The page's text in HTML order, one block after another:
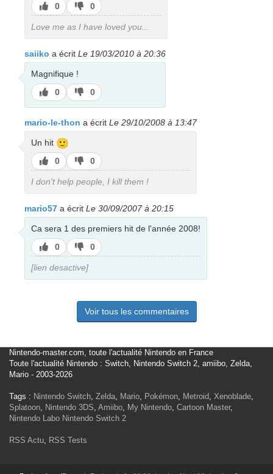
J’aime
0
J’aime
pas
0
Love me as I have loved you...
saiiko a écrit Le 19/03/2010 à 20:36
Magnifique !
J’aime
0
J’aime
pas
0
mario-le-thon a écrit Le 29/10/2008 à 13:47
Un hit 🙂
J’aime
0
J’aime
pas
0
I don't help people, I kill them !
mario57 a écrit Le 30/09/2007 à 20:15
Ca sera 1 des premiers hit de l'année 2008!
J’aime
0
J’aime
pas
0
[lien desactive]
Voir tous les commentaires
Nintendo-master.com, toute l'actualité Nintendo en France
Toute l'actualité Nintendo : Switch, Nintendo Switch 2, amiibo, Zelda,
Mario - 2003-2026
Tags : Nintendo Switch, Zelda, Mario, Pokémon, Metroid, Xenoblade,
Splatoon, Nintendo 3DS, Amiibo, My Nintendo, Cartoon Master,
Nintendo Labo Nintendo Switch 2
RSS Actu, RSS Tests